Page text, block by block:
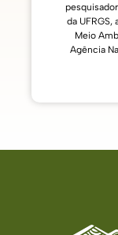
da
Meio
Agência